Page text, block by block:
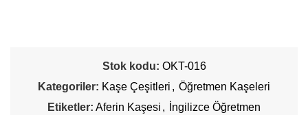
Stok kodu: OKT-016
Kategoriler: Kaşe Çeşitleri , Öğretmen Kaşeleri
Etiketler: Aferin Kaşesi ,
İngilizce Öğretmen